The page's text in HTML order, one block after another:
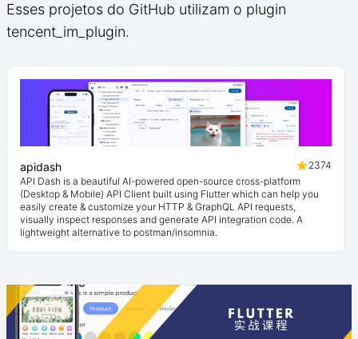
Esses projetos do GitHub utilizam o plugin
tencent_im_plugin.
apidash
2374
API Dash is a beautiful AI-powered open-source cross-platform
(Desktop & Mobile) API Client built using Flutter which can help you
easily create & customize your HTTP & GraphQL API requests,
visually inspect responses and generate API integration code. A
lightweight alternative to postman/insomnia.